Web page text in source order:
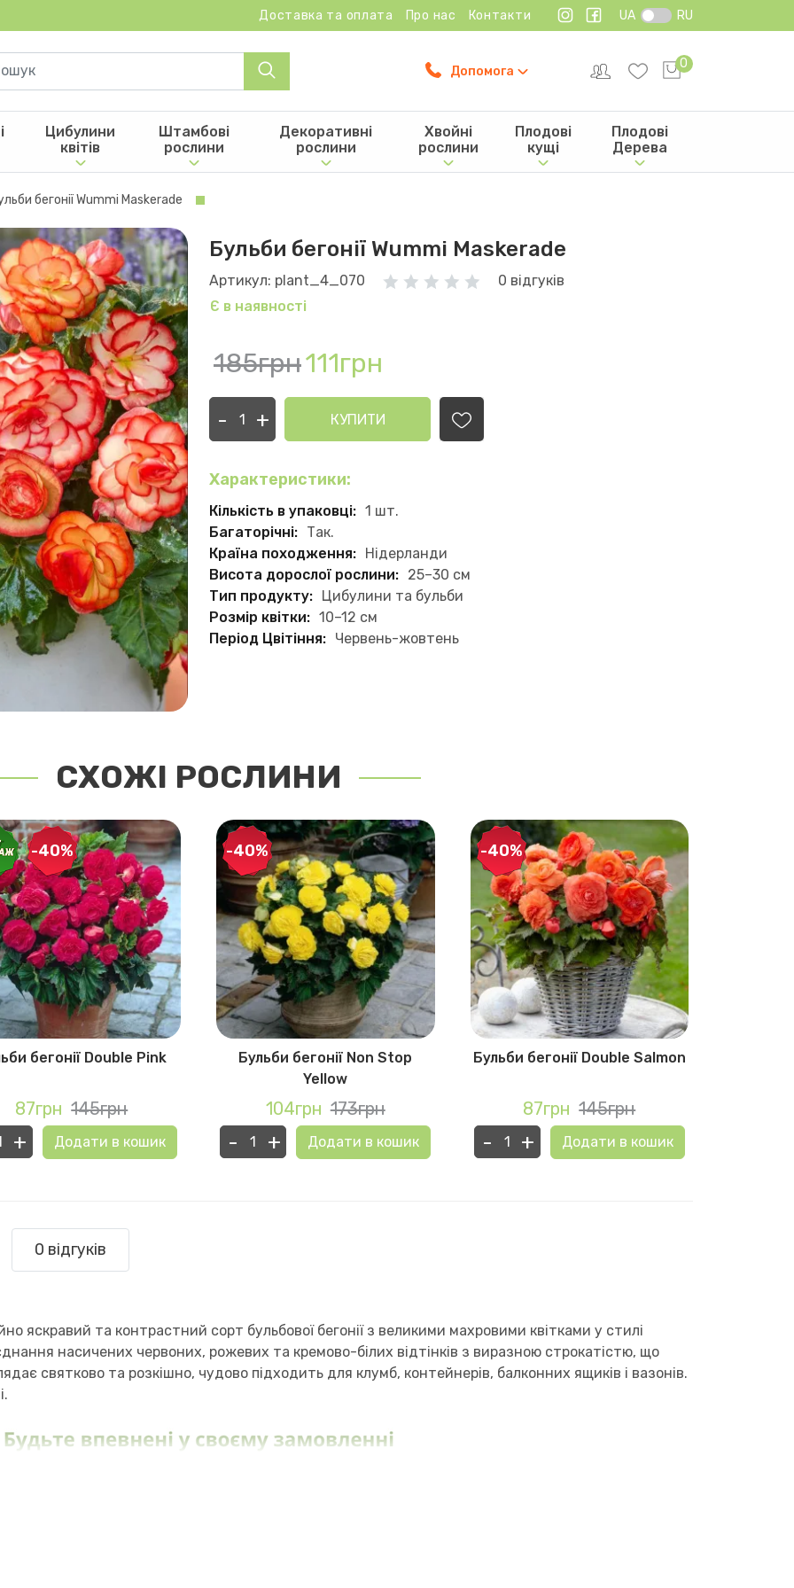
Доставка та оплата Про нас Контакти UA RU
Допомога
0
Цибулини
квітів
Штамбові
рослини
Декоративні
рослини
Хвойні
рослини
Плодові
кущі
Плодові
Дерева
бегонії Wummi Maskerade
Бульби бегонії Wummi Maskerade
Артикул: plant_4_070
0 відгуків
Є в наявності
185грн111грн
- + КУПИТИ
Характеристики:
Кількість в упаковці: 1 шт.
Багаторічні: Так.
Країна походження: Нідерланди
Висота дорослої рослини: 25–30 см
Тип продукту: Цибулини та бульби
Розмір квітки: 10–12 см
Період Цвітіння: Червень-жовтень
СХОЖІ РОСЛИНИ
-40%
бегонії Double Pink
87грн 145грн
+ Додати в кошик
-40%
Бульби бегонії Non Stop
Yellow
104грн 173грн
- + Додати в кошик
-40%
Бульби бегонії Double Salmon
87грн 145грн
- + Додати в кошик
0 відгуків
яскравий та контрастний сорт бульбової бегонії з великими махровими квітками у стилі
насичених червоних, рожевих та кремово-білих відтінків з виразною строкатістю, що
святково та розкішно, чудово підходить для клумб, контейнерів, балконних ящиків і вазонів.